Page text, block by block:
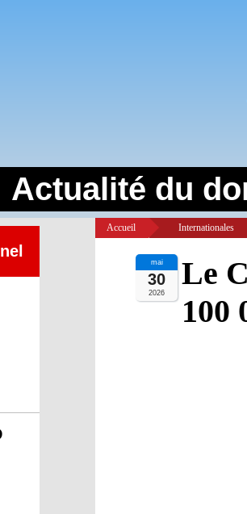
Actualité du
Accueil > Internationales
mai
30
2026
Le
100